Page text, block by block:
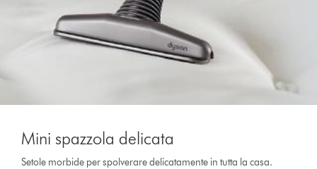
Mini spazzola delicata
Setole morbide per spolverare delicatamente in tutta la casa.